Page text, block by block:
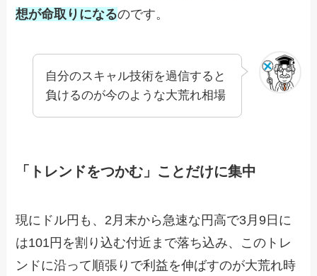
想が命取りになるのです。
自分のスキャル技術を過信すると
負けるのが今のような大荒れ相場
「トレンドをつかむ」ことだけに集中
現にドル円も、2月末から急速な円高で3月9日に
は101円を割り込む付近まで落ち込み、このトレ
ンドに沿って順張りで利益を伸ばすのが大荒れ時